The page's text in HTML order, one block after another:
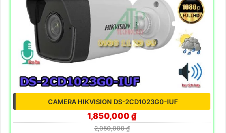
CAMERA HIKVISION DS-2CD1023G0-IUF
1,850,000 ₫
2,050,000 ₫